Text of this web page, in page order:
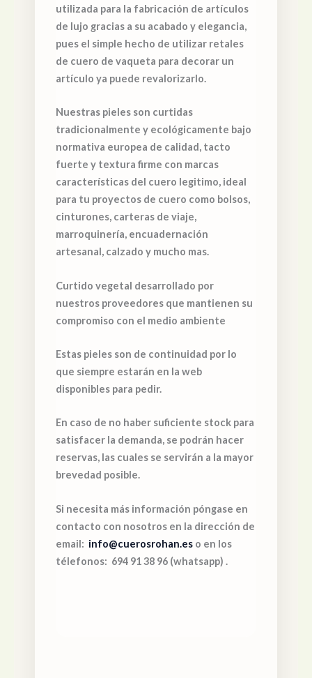
utilizada para la fabricación de artículos
de lujo gracias a su acabado y elegancia,
pues el simple hecho de utilizar retales
de cuero de vaqueta para decorar un
artículo ya puede revalorizarlo.
Nuestras pieles son curtidas
tradicionalmente y ecológicamente bajo
normativa europea de calidad, tacto
fuerte y textura firme con marcas
características del cuero legitimo, ideal
para tu proyectos de cuero como bolsos,
cinturones, carteras de viaje,
marroquinería, encuadernación
artesanal, calzado y mucho mas.
Curtido vegetal desarrollado por
nuestros proveedores que mantienen su
compromiso con el medio ambiente
Estas pieles son de continuidad por lo
que siempre estarán en la web
disponibles para pedir.
En caso de no haber suficiente stock para
satisfacer la demanda, se podrán hacer
reservas, las cuales se servirán a la mayor
brevedad posible.
Si necesita más información póngase en
contacto con nosotros en la dirección de
email: info@cuerosrohan.es o en los
télefonos: 694 91 38 96 (whatsapp) .